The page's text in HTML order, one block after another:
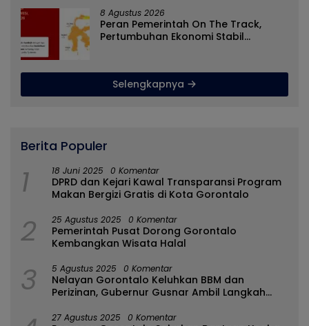
8 Agustus 2026
Peran Pemerintah On The Track,
Pertumbuhan Ekonomi Stabil
Selengkapnya
Berita Populer
1 18 Juni 2025 0 Komentar
DPRD dan Kejari Kawal Transparansi Program
Makan Bergizi Gratis di Kota Gorontalo
2 25 Agustus 2025 0 Komentar
Pemerintah Pusat Dorong Gorontalo
Kembangkan Wisata Halal
3 5 Agustus 2025 0 Komentar
Nelayan Gorontalo Keluhkan BBM dan
Perizinan, Gubernur Gusnar Ambil Langkah
27 Agustus 2025 0 Komentar